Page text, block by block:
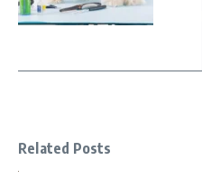
Related Posts